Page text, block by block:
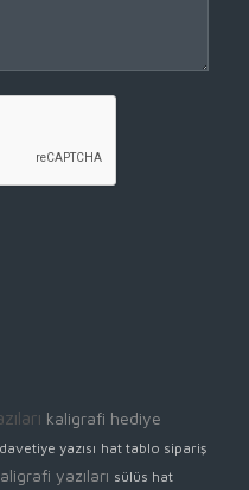
kaligrafi hediye
yazısı hat tablo sipariş
yazıları sülüs hat